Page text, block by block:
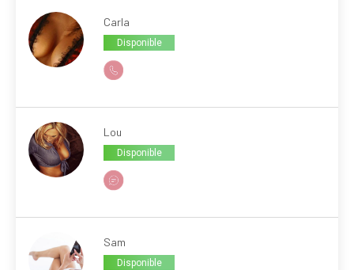
Carla
Disponible
Lou
Disponible
Sam
Disponible